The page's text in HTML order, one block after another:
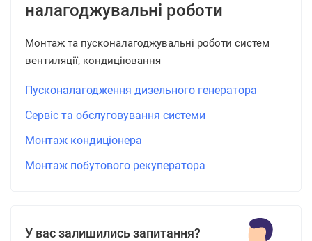
налагоджувальні роботи
Монтаж та пусконалагоджувальні роботи систем
вентиляції, кондиціювання
Пусконалагодження дизельного генератора
Сервіс та обслуговування системи
Монтаж кондиціонера
Монтаж побутового рекуператора
У вас залишились запитання?